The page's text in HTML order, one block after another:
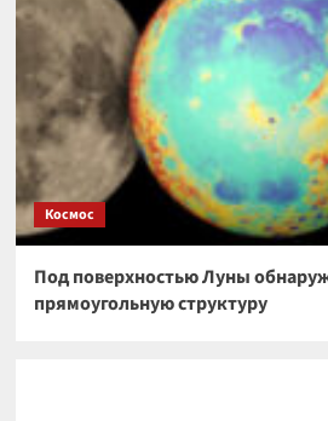
Космос
Под поверхностью Луны
прямоугольную структуру